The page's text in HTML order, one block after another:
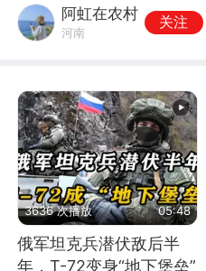
阿虹在农村
河南
关注
3636 次播放 05:48
俄军坦克兵潜伏敌后半
年，T-72变身“地下堡垒”